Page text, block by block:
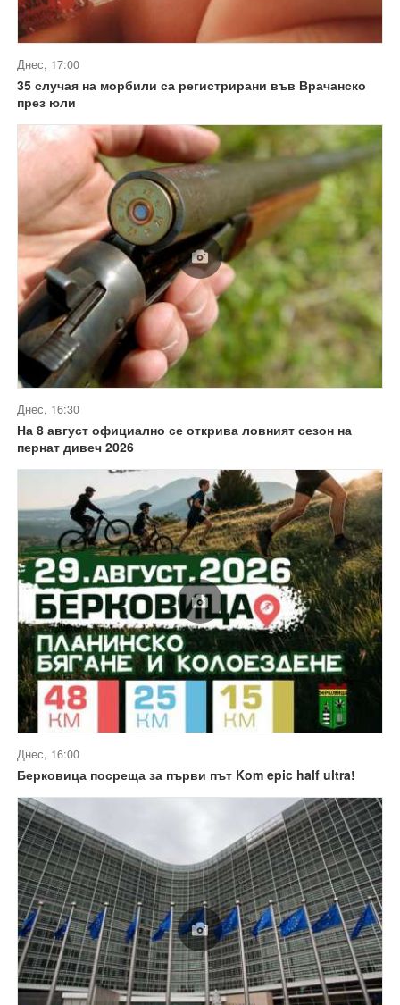
Днес, 17:00
35 случая на морбили са регистрирани във Врачанско
през юли
Днес, 16:30
На 8 август официално се открива ловният сезон на
пернат дивеч 2026
Днес, 16:00
Берковица посреща за първи път Kom epic half ultra!